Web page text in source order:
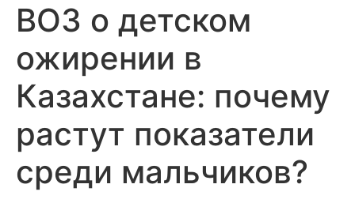
ВОЗ о детском
ожирении в
Казахстане: почему
растут показатели
среди мальчиков?